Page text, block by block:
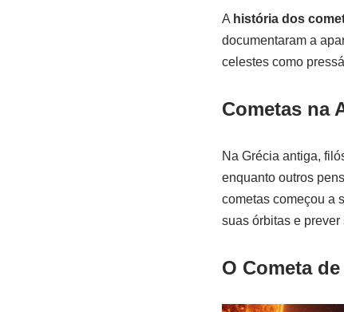
A história dos
documentaram a
celestes como
Cometas na
Na Grécia antiga,
enquanto outros
cometas começou a
suas órbitas e
O Cometa